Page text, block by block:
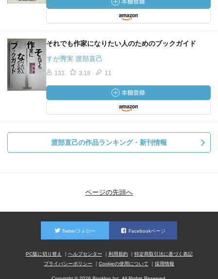
それでも作家になりたい人のためのブックガイド
すが秀実 渡部直己
131 3.18 11
渡部直己の作品ランキング・新刊情報
ページの先頭へ
Twitterフォロー Facebookページ
PC版に切り替え ヘルプセンター 利用規約
特定商取引法に基づく表記
プライバシーポリシー
Cookieの使用について 採用情報